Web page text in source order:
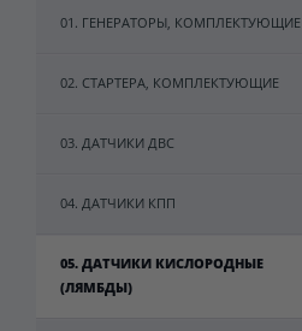
01. ГЕНЕРАТОРЫ, КОМПЛЕКТУЮЩИЕ
02. СТАРТЕРА, КОМПЛЕКТУЮЩИЕ
03. ДАТЧИКИ ДВС
04. ДАТЧИКИ КПП
05. ДАТЧИКИ КИСЛОРОДНЫЕ
(ЛЯМБДЫ)